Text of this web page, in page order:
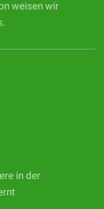
weisen wir
in der